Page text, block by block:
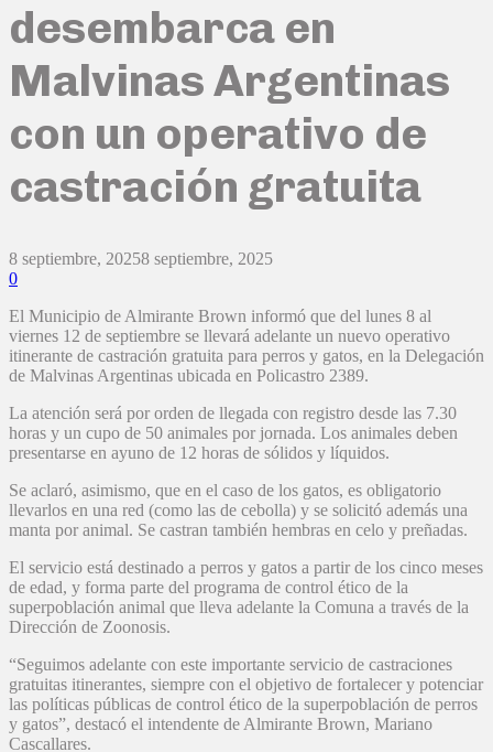
desembarca en
Malvinas Argentinas
con un operativo de
castración gratuita
8 septiembre, 20258 septiembre, 2025
0
El Municipio de Almirante Brown informó que del lunes 8 al
viernes 12 de septiembre se llevará adelante un nuevo operativo
itinerante de castración gratuita para perros y gatos, en la Delegación
de Malvinas Argentinas ubicada en Policastro 2389.
La atención será por orden de llegada con registro desde las 7.30
horas y un cupo de 50 animales por jornada. Los animales deben
presentarse en ayuno de 12 horas de sólidos y líquidos.
Se aclaró, asimismo, que en el caso de los gatos, es obligatorio
llevarlos en una red (como las de cebolla) y se solicitó además una
manta por animal. Se castran también hembras en celo y preñadas.
El servicio está destinado a perros y gatos a partir de los cinco meses
de edad, y forma parte del programa de control ético de la
superpoblación animal que lleva adelante la Comuna a través de la
Dirección de Zoonosis.
“Seguimos adelante con este importante servicio de castraciones
gratuitas itinerantes, siempre con el objetivo de fortalecer y potenciar
las políticas públicas de control ético de la superpoblación de perros
y gatos”, destacó el intendente de Almirante Brown, Mariano
Cascallares.